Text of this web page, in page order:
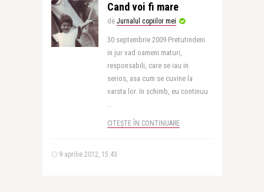
Cand voi fi mare
de Jurnalul copiilor mei
30 septembrie 2009 Pretutindeni
in jur vad oameni maturi,
responsabili, care se iau in
serios, asa cum se cuvine la
varsta lor. In schimb, eu continuu
..
CITEȘTE ÎN CONTINUARE
9 aprilie 2012, 15:43